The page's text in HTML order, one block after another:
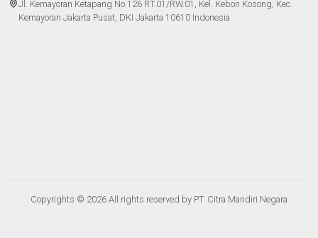
Jl. Kemayoran Ketapang No.126 RT.01/RW.01, Kel. Kebon Kosong, Kec.
Kemayoran Jakarta Pusat, DKI Jakarta 10610 Indonesia
Copyrights © 2026 All rights reserved by PT. Citra Mandiri Negara